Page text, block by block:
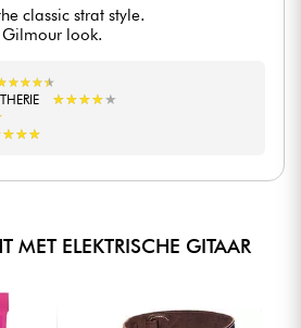
classic strat style.
Gilmour look.
★★★★
★★★★
★★★★★
★★★★★
★★★
★★★
MET ELEKTRISCHE GITAAR